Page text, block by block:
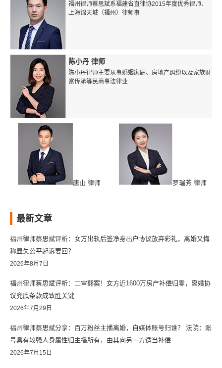
福州律师蔡思斌系福建省直律协2015年度优秀律师、
上海锦天城（福州）律师事
陈小丹 律师
陈小丹律师主要从事婚姻家庭、房地产纠纷以及家族财
富传承等民商事法律业
唐山 律师 罗瑞芳 律师
最新文章
福州律师蔡思斌评析：女方出轨后签净身出户协议放弃彩礼，离婚又悔
称显失公平起诉要回？
2026年8月7日
福州律师蔡思斌评析：二审翻案！女方近1600万房产补偿归零，离婚协
议兜底条款成致胜关键
2026年7月29日
福州律师蔡思斌分享：百万粉丝主播离婚，自媒体账号归谁？ 法院：账
号具有较强人身属性归主播所有，由其向另一方适当补偿
2026年7月15日